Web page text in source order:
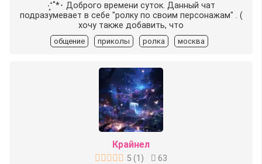
‧͙⁺˚*･ Доброго времени суток. Данный чат
подразумевает в себе "ролку по своим персонажам" . (
хочу также добавить, что
общение приколы ролка москва
Крайнел
5 (1 )
63